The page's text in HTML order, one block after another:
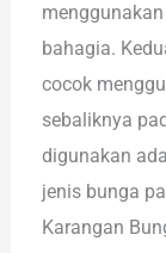
bahagia.
cocok
sebaliknya
digunakan
jenis bunga
Karangan